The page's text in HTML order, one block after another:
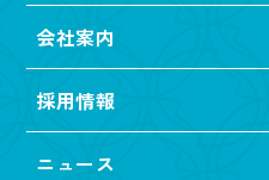
会社案内
採用情報
ニュース